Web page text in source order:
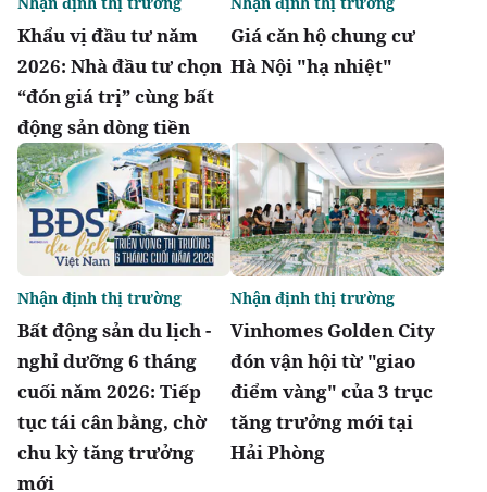
Khẩu vị đầu tư năm
2026: Nhà đầu tư chọn
“đón giá trị” cùng bất
động sản dòng tiền
Giá căn hộ chung cư
Hà Nội "hạ nhiệt"
Bất động sản du lịch -
nghỉ dưỡng 6 tháng
cuối năm 2026: Tiếp
tục tái cân bằng, chờ
chu kỳ tăng trưởng
mới
Nhận định thị trường
Vinhomes Golden City
đón vận hội từ "giao
điểm vàng" của 3 trục
tăng trưởng mới tại
Hải Phòng
Nhận định thị trường